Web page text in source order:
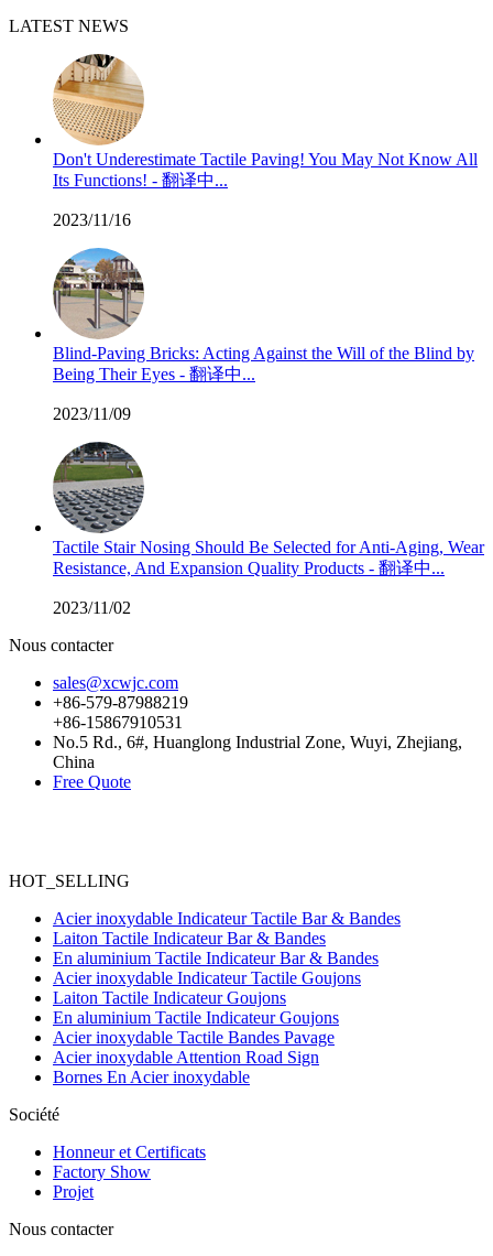
LATEST NEWS
Don't Underestimate Tactile Paving! You May Not Know All
Its Functions! - 翻译中...
2023/11/16
Blind-Paving Bricks: Acting Against the Will of the Blind by
Being Their Eyes - 翻译中...
2023/11/09
Tactile Stair Nosing Should Be Selected for Anti-Aging, Wear
Resistance, And Expansion Quality Products - 翻译中...
2023/11/02
Nous contacter
sales@xcwjc.com
+86-579-87988219
+86-15867910531
No.5 Rd., 6#, Huanglong Industrial Zone, Wuyi, Zhejiang,
China
Free Quote
HOT_SELLING
Acier inoxydable Indicateur Tactile Bar & Bandes
Laiton Tactile Indicateur Bar & Bandes
En aluminium Tactile Indicateur Bar & Bandes
Acier inoxydable Indicateur Tactile Goujons
Laiton Tactile Indicateur Goujons
En aluminium Tactile Indicateur Goujons
Acier inoxydable Tactile Bandes Pavage
Acier inoxydable Attention Road Sign
Bornes En Acier inoxydable
Société
Honneur et Certificats
Factory Show
Projet
Nous contacter